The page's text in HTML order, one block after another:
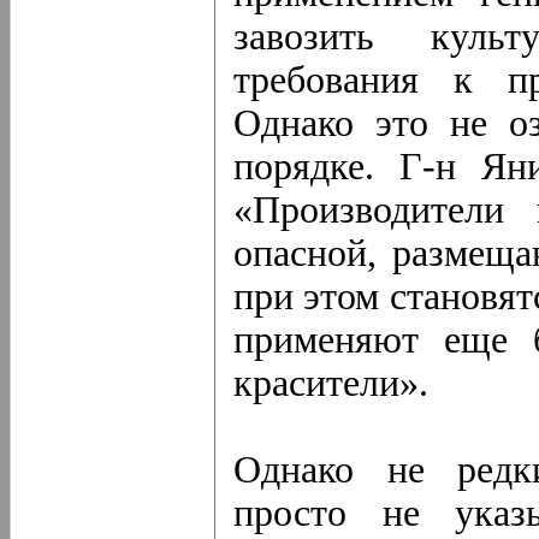
завозить
требования к
Однако это не
порядке. Г-н
опасной,
при этом
применяют еще
красители».
Однако не
просто не